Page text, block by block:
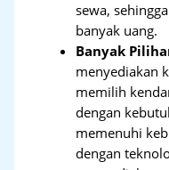
sewa,
banyak uang.
Banyak
menyediakan
memilih
dengan
memenuhi
dengan